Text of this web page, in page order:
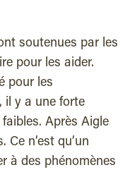
soutenues par les
pour les aider.
pour les
il y a une forte
Après Aigle
Ce n’est qu’un
à des phénomènes